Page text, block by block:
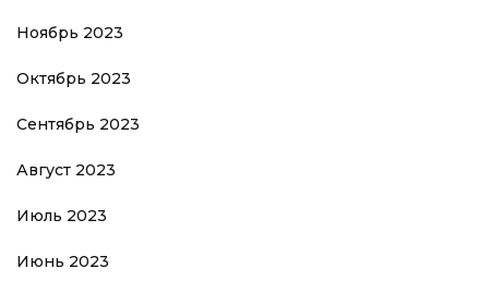
Ноябрь 2023
Октябрь 2023
Сентябрь 2023
Август 2023
Июль 2023
Июнь 2023